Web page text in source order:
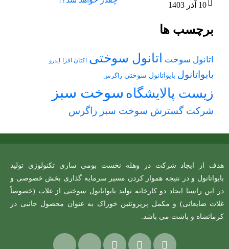
10 آذر 1403
برچسب ها
اتانول سوخت اتانول سوختی اکتان افزا ایدرو
بایواتانول بایواتانول سوختی زاگرس
زیست پالایشگاه سوخت سبز
شرکت گسترش سوخت سبز زاگرس
هدف از ایجاد شرکت در وهله نخست بومی سازی تکنولوژی تولید
بایواتانول و در نتیجه هموار کردن مسیر سرمایه گذاری بخش خصوصی و
در این راستا ایجاد دو کارخانه تولید بایواتانول سوختی از غلات (خصوصاً
غلات ضایعاتی) و مکمل پرپروتئین خوراک به عنوان محصول جانبی در
کرمانشاه و باشت می باشد.